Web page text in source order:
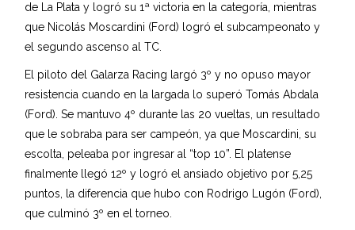
de La Plata y logró su 1ª victoria en la categoría, mientras
que Nicolás Moscardini (Ford) logró el subcampeonato y
el segundo ascenso al TC.
El piloto del Galarza Racing largó 3º y no opuso mayor
resistencia cuando en la largada lo superó Tomás Abdala
(Ford). Se mantuvo 4º durante las 20 vueltas, un resultado
que le sobraba para ser campeón, ya que Moscardini, su
escolta, peleaba por ingresar al “top 10”. El platense
finalmente llegó 12º y logró el ansiado objetivo por 5,25
puntos, la diferencia que hubo con Rodrigo Lugón (Ford),
que culminó 3º en el torneo.